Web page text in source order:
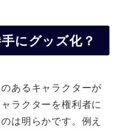
にグッズ化？
あるキャラクターが
ラクターを権利者に
は明らかです。例え